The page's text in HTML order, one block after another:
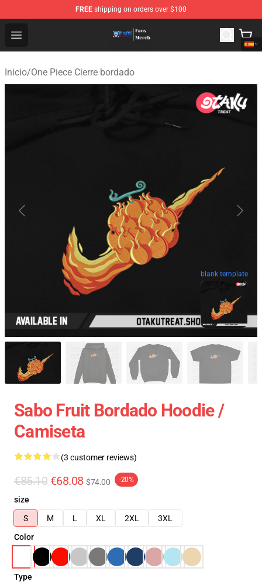
FREE shipping on orders over $100
Open menu
One Piece Store - Official One Piece Merchandise Shop
Inicio/One Piece Cierre bordado
blank template
Sabo Fruit Bordado Hoodie /
Camiseta
(3 customer reviews)
€85.10 €68.08 $74.00 -20%
size
S
M L XL 2XL
3XL
Color
Type